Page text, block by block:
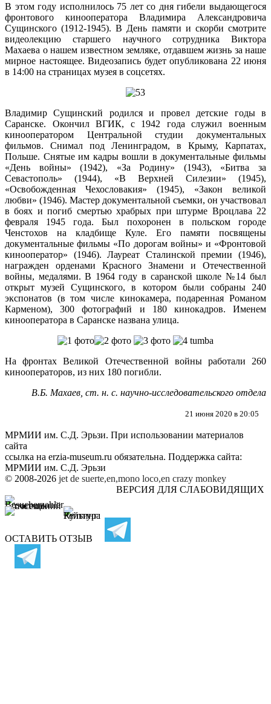
В этом году исполнилось 75 лет со дня гибели выдающегося
фронтового кинооператора Владимира Александровича
Сущинского (1912-1945). В День памяти и скорби смотрите
видеолекцию старшего научного сотрудника Виктора
Махаева о нашем известном земляке, отдавшем жизнь за наше
мирное настоящее. Видеозапись будет опубликована 22 июня
в 14:00 на страницах музея в соцсетях.
Владимир Сущинский родился и провел детские годы в
Саранске. Окончил ВГИК, с 1942 года служил военным
кинооператором Центральной студии документальных
фильмов. Снимал под Ленинградом, в Крыму, Карпатах,
Польше. Снятые им кадры вошли в документальные фильмы
«День войны» (1942), «За Родину» (1943), «Битва за
Севастополь» (1944), «В Верхней Силезии» (1945),
«Освобожденная Чехословакия» (1945), «Закон великой
любви» (1946). Мастер документальной съемки, он участвовал
в боях и погиб смертью храбрых при штурме Вроцлава 22
февраля 1945 года. Был похоронен в польском городе
Ченстохов на кладбище Куле. Его памяти посвящены
документальные фильмы «По дорогам войны» и «Фронтовой
кинооператор» (1946). Лауреат Сталинской премии (1946),
награжден орденами Красного Знамени и Отечественной
войны, медалями. В 1964 году в саранской школе №14 был
открыт музей Сущинского, в котором были собраны 240
экспонатов (в том числе кинокамера, подаренная Романом
Карменом), 300 фотографий и 180 кинокадров. Именем
кинооператора в Саранске названа улица.
На фронтах Великой Отечественной войны работали 260
кинооператоров, из них 180 погибли.
В.Б. Махаев, ст. н. с. научно-исследовательского отдела
21 июня 2020 в 20:05
МРМИИ им. С.Д. Эрьзи. При использовании материалов
сайта
ссылка на erzia-museum.ru обязательна. Поддержка сайта:
МРМИИ им. С.Д. Эрьзи
© 2008-2026 jet de suerte,en,mono loco,en crazy monkey
ВЕРСИЯ ДЛЯ СЛАБОВИДЯЩИХ
ОСТАВИТЬ ОТЗЫВ